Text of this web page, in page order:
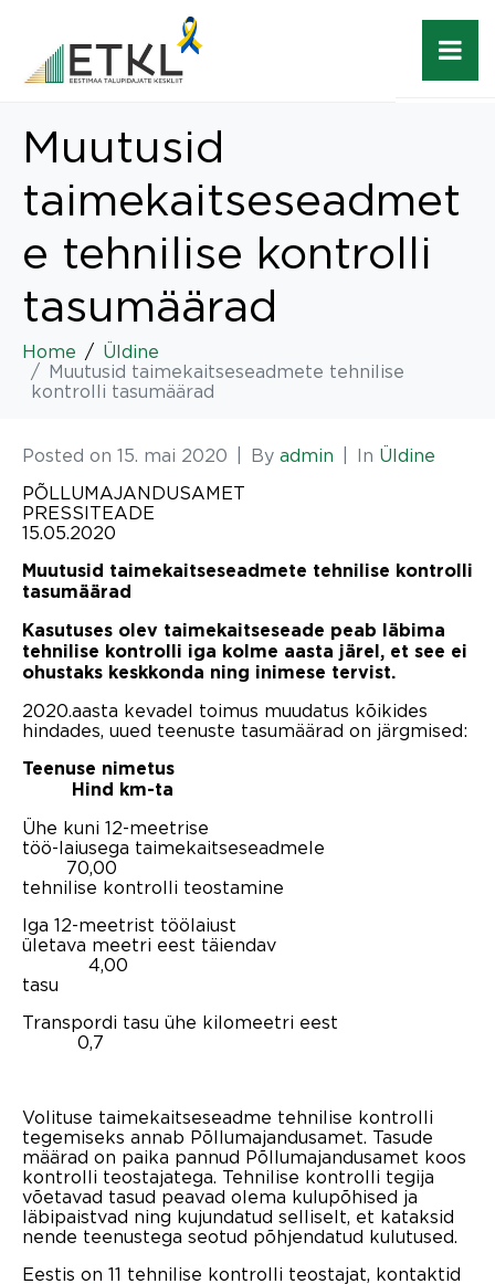
Muutusid
taimekaitseseadmet
e tehnilise kontrolli
tasumäärad
Home
Üldine
Muutusid taimekaitseseadmete tehnilise
kontrolli tasumäärad
Posted on 15. mai 2020 By admin In Üldine
PÕLLUMAJANDUSAMET
PRESSITEADE
15.05.2020
Muutusid taimekaitseseadmete tehnilise kontrolli
tasumäärad
Kasutuses olev taimekaitseseade peab läbima
tehnilise kontrolli iga kolme aasta järel, et see ei
ohustaks keskkonda ning inimese tervist.
2020.aasta kevadel toimus muudatus kõikides
hindades, uued teenuste tasumäärad on järgmised:
Teenuse nimetus
Hind km-ta
Ühe kuni 12-meetrise
töö-laiusega taimekaitseseadmele
70,00
tehnilise kontrolli teostamine
Iga 12-meetrist töölaiust
ületava meetri eest täiendav
4,00
tasu
Transpordi tasu ühe kilomeetri eest
0,7
Volituse taimekaitseseadme tehnilise kontrolli
tegemiseks annab Põllumajandusamet. Tasude
määrad on paika pannud Põllumajandusamet koos
kontrolli teostajatega. Tehnilise kontrolli tegija
võetavad tasud peavad olema kulupõhised ja
läbipaistvad ning kujundatud selliselt, et kataksid
nende teenustega seotud põhjendatud kulutused.
Eestis on 11 tehnilise kontrolli teostajat, kontaktid